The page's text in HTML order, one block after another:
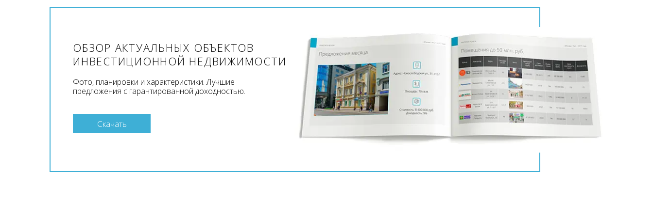
ОБЗОР АКТУАЛЬНЫХ ОБЪЕКТОВ
ИНВЕСТИЦИОННОЙ НЕДВИЖИМОСТИ
Фото, планировки и характеристики. Лучшие
предложения с гарантированной доходностью.
Скачать